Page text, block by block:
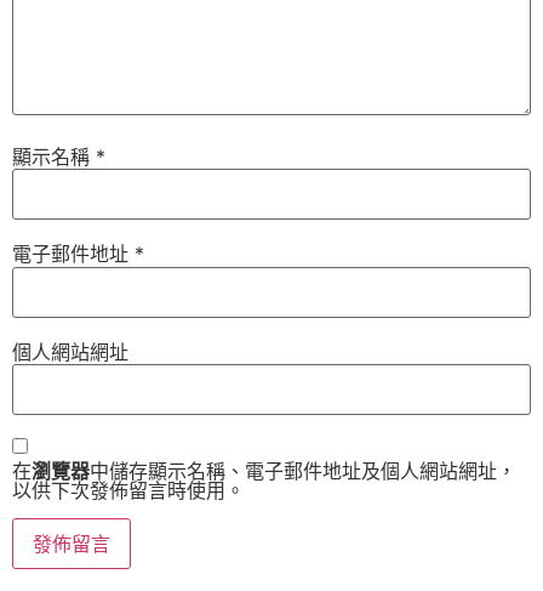
顯示名稱 *
電子郵件地址 *
個人網站網址
在瀏覽器中儲存顯示名稱、電子郵件地址及個人網站網址，
以供下次發佈留言時使用。